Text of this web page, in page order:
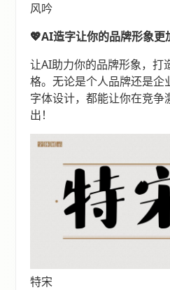
风吟
💖AI造字让你的品牌形象更
让AI助力你的品牌形象，打
格。无论是个人品牌还是企
字体设计，都能让你在竞争
出！
特宋